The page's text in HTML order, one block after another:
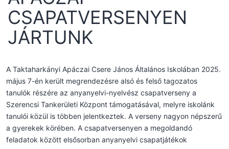
CSAPATVERSENYEN
JÁRTUNK
A Taktaharkányi Apáczai Csere János Általános Iskolában 2025.
május 7-én került megrendezésre alsó és felső tagozatos
tanulók részére az anyanyelvi-nyelvész csapatverseny a
Szerencsi Tankerületi Központ támogatásával, melyre iskolánk
tanulói közül is többen jelentkeztek. A verseny nagyon népszerű
a gyerekek körében. A csapatversenyen a megoldandó
feladatok között elsősorban anyanyelvi csapatjátékok